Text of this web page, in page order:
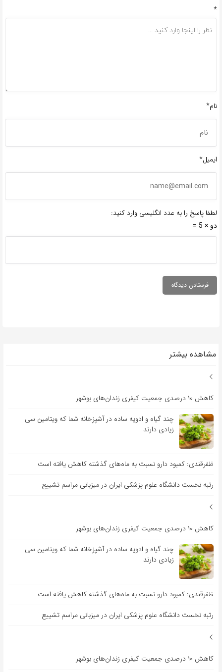
*
نام*
ایمیل*
لطفا پاسخ را به عدد انگلیسی وارد کنید:
دو × 5 =
مشاهده بیشتر
کاهش ۱۰ درصدی جمعیت کیفری زندان‌های بوشهر
چند گیاه و ادویه ساده در آشپزخانه شما که ویتامین سی
زیادی دارند
ظفرقندی: کمبود دارو نسبت به ماه‌های گذشته کاهش یافته است
رتبه نخست دانشگاه علوم پزشکی ایران در میزبانی مراسم تشییع
کاهش ۱۰ درصدی جمعیت کیفری زندان‌های بوشهر
چند گیاه و ادویه ساده در آشپزخانه شما که ویتامین سی
زیادی دارند
ظفرقندی: کمبود دارو نسبت به ماه‌های گذشته کاهش یافته است
رتبه نخست دانشگاه علوم پزشکی ایران در میزبانی مراسم تشییع
کاهش ۱۰ درصدی جمعیت کیفری زندان‌های بوشهر